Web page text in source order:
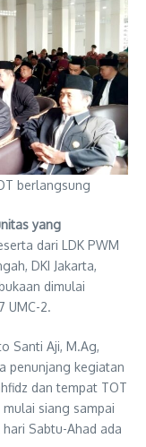
berlangsung
yang
dari LDK PWM
DKI Jakarta,
dimulai
UMC-2.
Santi Aji, M.Ag,
penunjang kegiatan
dan tempat TOT
mulai siang sampai
Sabtu-Ahad ada